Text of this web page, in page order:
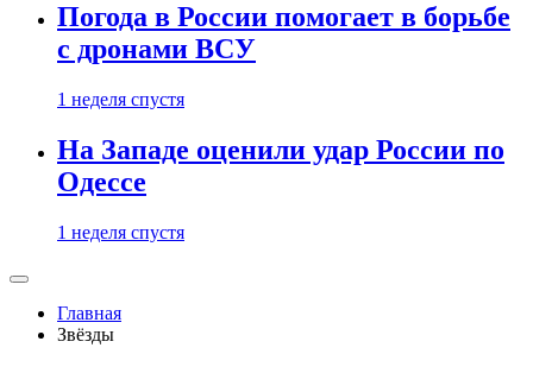
Погода в России помогает в борьбе
с дронами ВСУ
1 неделя спустя
На Западе оценили удар России по
Одессе
1 неделя спустя
Главная
Звёзды